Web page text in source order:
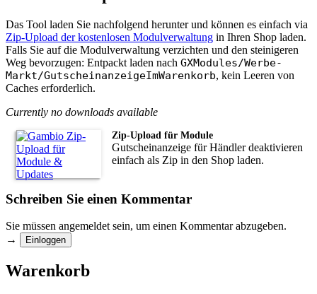
Das Tool laden Sie nachfolgend herunter und können es einfach via
Zip-Upload der kostenlosen Modulverwaltung in Ihren Shop laden.
Falls Sie auf die Modulverwaltung verzichten und den steinigeren
Weg bevorzugen: Entpackt laden nach GXModules/Werbe-
Markt/GutscheinanzeigeImWarenkorb, kein Leeren von
Caches erforderlich.
Currently no downloads available
Zip-Upload für Module
Gutscheinanzeige für Händler deaktivieren
einfach als Zip in den Shop laden.
Schreiben Sie einen Kommentar
Sie müssen angemeldet sein, um einen Kommentar abzugeben.
→
Einloggen
Warenkorb